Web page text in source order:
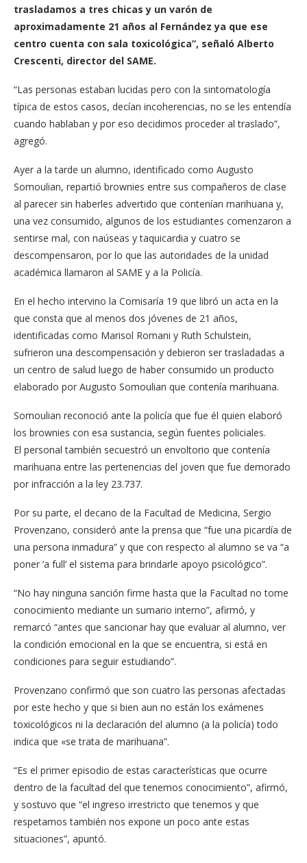
trasladamos a tres chicas y un varón de
aproximadamente 21 años al Fernández ya que ese
centro cuenta con sala toxicológica”, señaló Alberto
Crescenti, director del SAME.
“Las personas estaban lucidas pero con la sintomatología
típica de estos casos, decían incoherencias, no se les entendía
cuando hablaban y por eso decidimos proceder al traslado”,
agregó.
Ayer a la tarde un alumno, identificado como Augusto
Somoulian, repartió brownies entre sus compañeros de clase
al parecer sin haberles advertido que contenían marihuana y,
una vez consumido, algunos de los estudiantes comenzaron a
sentirse mal, con naúseas y taquicardia y cuatro se
descompensaron, por lo que las autoridades de la unidad
académica llamaron al SAME y a la Policía.
En el hecho intervino la Comisaría 19 que libró un acta en la
que consta que al menos dos jóvenes de 21 años,
identificadas como Marisol Romani y Ruth Schulstein,
sufrieron una descompensación y debieron ser trasladadas a
un centro de salud luego de haber consumido un producto
elaborado por Augusto Somoulian que contenía marihuana.
Somoulian reconoció ante la policía que fue él quien elaboró
los brownies con esa sustancia, según fuentes policiales.
El personal también secuestró un envoltorio que contenía
marihuana entre las pertenencias del joven que fue demorado
por infracción a la ley 23.737.
Por su parte, el decano de la Facultad de Medicina, Sergio
Provenzano, consideró ante la prensa que “fue una picardía de
una persona inmadura” y que con respecto al alumno se va “a
poner ‘a full’ el sistema para brindarle apoyo psicológico”.
“No hay ninguna sanción firme hasta que la Facultad no tome
conocimiento mediante un sumario interno”, afirmó, y
remarcó “antes que sancionar hay que evaluar al alumno, ver
la condición emocional en la que se encuentra, si está en
condiciones para seguir estudiando”.
Provenzano confirmó que son cuatro las personas afectadas
por este hecho y que si bien aun no están los exámenes
toxicológicos ni la declaración del alumno (a la policía) todo
indica que «se trata de marihuana”.
“Es el primer episodio de estas características que ocurre
dentro de la facultad del que tenemos conocimiento”, afirmó,
y sostuvo que “el ingreso irrestricto que tenemos y que
respetamos también nos expone un poco ante estas
situaciones”, apuntó.